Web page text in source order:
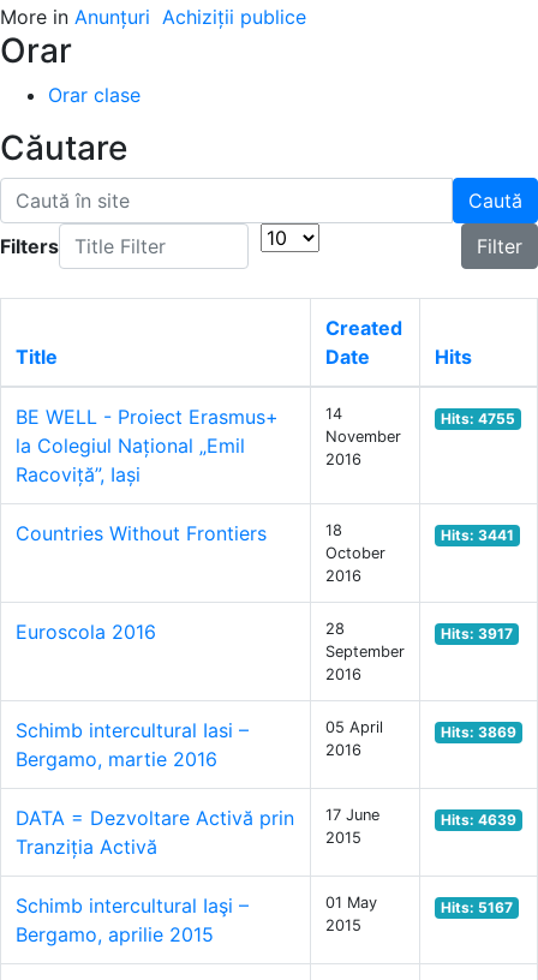
More in Anunțuri Achiziții publice
Orar
Orar clase
Căutare
Caută
Filters Title Filter Display # Filter
Title
Created
Date
Hits
BE WELL - Proiect Erasmus+
la Colegiul Național „Emil
Racoviță”, Iași
14
November
2016
Hits: 4755
Countries Without Frontiers
18
October
2016
Hits: 3441
Euroscola 2016
28
September
2016
Hits: 3917
Schimb intercultural Iasi –
Bergamo, martie 2016
05 April
2016
Hits: 3869
DATA = Dezvoltare Activă prin
Tranziția Activă
17 June
2015
Hits: 4639
Schimb intercultural Iaşi –
Bergamo, aprilie 2015
01 May
2015
Hits: 5167